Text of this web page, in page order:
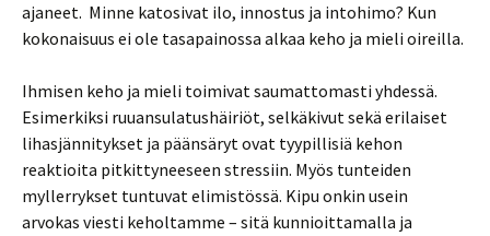
ajaneet. Minne katosivat ilo, innostus ja intohimo? Kun
kokonaisuus ei ole tasapainossa alkaa keho ja mieli oireilla.
Ihmisen keho ja mieli toimivat saumattomasti yhdessä.
Esimerkiksi ruuansulatushäiriöt, selkäkivut sekä erilaiset
lihasjännitykset ja päänsäryt ovat tyypillisiä kehon
reaktioita pitkittyneeseen stressiin. Myös tunteiden
myllerrykset tuntuvat elimistössä. Kipu onkin usein
arvokas viesti keholtamme – sitä kunnioittamalla ja